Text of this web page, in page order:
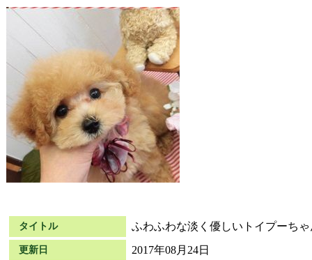
タイトル ふわふわな淡く優しいトイプーちゃ
更新日 2017年08月24日